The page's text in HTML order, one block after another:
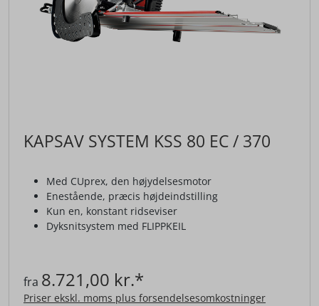
KAPSAV SYSTEM KSS 80 EC / 370
Med CUprex, den højydelsesmotor
Enestående, præcis højdeindstilling
Kun en, konstant ridseviser
Dyksnitsystem med FLIPPKEIL
fra 8.721,00 kr.*
Priser ekskl. moms plus forsendelsesomkostninger